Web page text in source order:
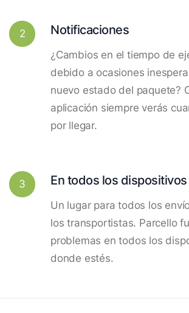
2 Notificaciones
¿Cambios en el tiempo de
debido a ocasiones
nuevo estado del paquete?
aplicación siempre verás
por llegar.
3 En todos los dispositivos
Un lugar para todos los
los transportistas. Parcello
problemas en todos los
donde estés.